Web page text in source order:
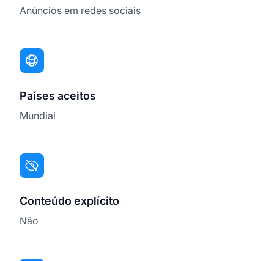
Anúncios em redes sociais
Países aceitos
Mundial
Conteúdo explícito
Não